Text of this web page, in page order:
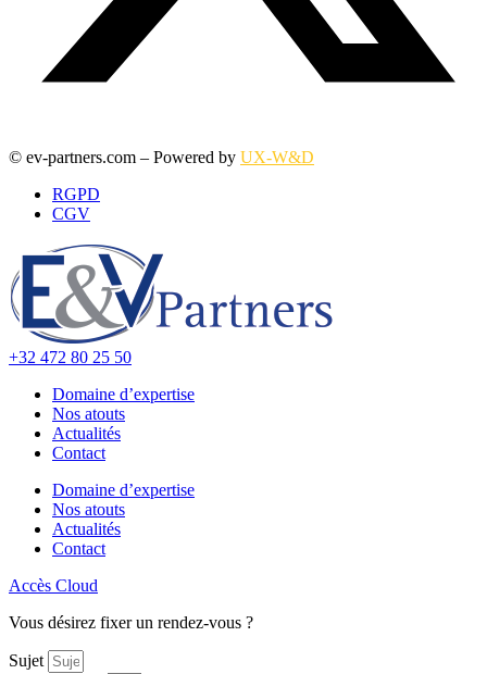
© ev-partners.com – Powered by UX-W&D
RGPD
CGV
+32 472 80 25 50
Domaine d’expertise
Nos atouts
Actualités
Contact
Domaine d’expertise
Nos atouts
Actualités
Contact
Accès Cloud
Vous désirez fixer un rendez-vous ?
Sujet